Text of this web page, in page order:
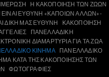
Η ΚΑΚΟΠΟΙΗΣΗ ΤΩΝ ΖΩΩΝ
ΕΥΘΥΝΗ «ΚΑΠΟΙΩΝ ΑΛΛΩΝ»-
ΔΙΚΗ ΜΑΣ ΕΥΘΥΝΗ
ΚΑΚΟΠΟΙΗΣΗ
ΠΑΝΕΛΛΑΔΙΚΗ
ΔΙΑΜΑΡΤΥΡΙΑ ΓΙΑ ΤΑ ΖΩΑ
ΚΙΝΗΜΑ
ΠΑΝΕΛΛΑΔΙΚΟ
ΚΑΤΑ ΤΗΣ ΚΑΚΟΠΟΙΗΣΗΣ ΤΩΝ
ΦΩΤΟΓΡΑΦΙΕΣ